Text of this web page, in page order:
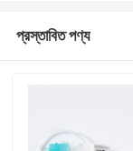
প্রস্তাবিত পণ্য